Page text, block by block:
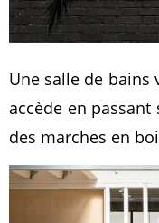
Une salle de bains
accède en passant
des marches en